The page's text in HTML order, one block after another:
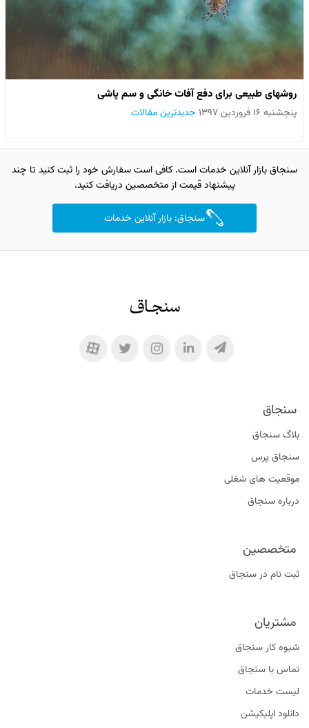
روش­های طبیعی برای دفع آفات خانگی و سم پاشی
پنجشنبه ۱۶ فروردین ۱۳۹۷ جدیدترین مقالات
سنجاق بازار آنلاین خدمات است. کافی است سفارش خود را ثبت کنید تا چند
پیشنهاد قیمت از متخصصین دریافت کنید.
سنجاق: بازار آنلاین خدمات
سنجاق
بلاگ سنجاق
سنجاق پرس
موقعیت‌ های شغلی
درباره سنجاق
متخصصین
ثبت نام در سنجاق
مشتریان
شیوه کار سنجاق
تماس با سنجاق
لیست خدمات
دانلود اپلیکیشن